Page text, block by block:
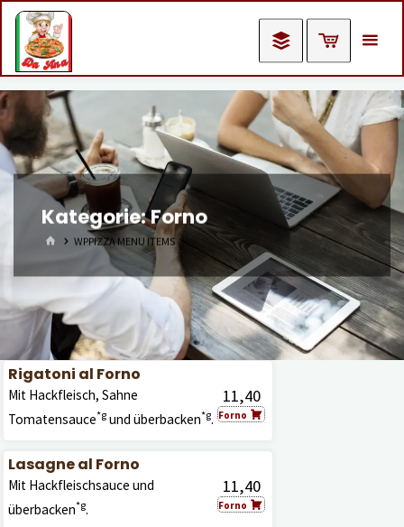
Skip
content
Kategorie:Forno
HOMEWPPIZZA MENU ITEMS
Rigatoni al Forno
11,40
Forno
Mit Hackfleisch, Sahne
Tomatensauce*g und überbacken*g.
Lasagne al Forno
11,40
Forno
Mit Hackfleischsauce und
überbacken*g.